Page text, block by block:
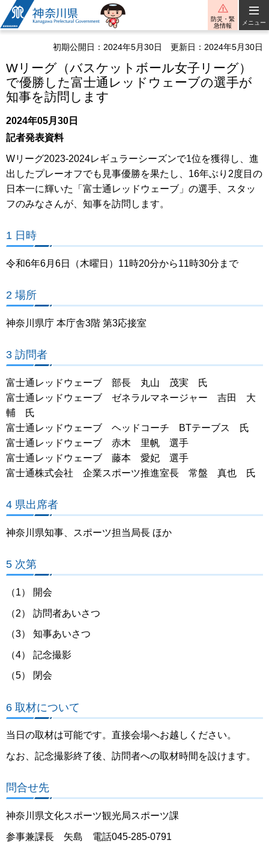
神奈川県
防災・緊
急情報
メニュー
初期公開日：2024年5月30日 更新日：2024年5月30日
Wリーグ（バスケットボール女子リーグ）
で優勝した富士通レッドウェーブの選手が
知事を訪問します
2024年05月30日
記者発表資料
Wリーグ2023-2024レギュラーシーズンで1位を獲得し、進
出したプレーオフでも見事優勝を果たし、16年ぶり2度目の
日本一に輝いた「富士通レッドウェーブ」の選手、スタッ
フのみなさんが、知事を訪問します。
1 日時
令和6年6月6日（木曜日）11時20分から11時30分まで
2 場所
神奈川県庁 本庁舎3階 第3応接室
3 訪問者
富士通レッドウェーブ 部長 丸山 茂実 氏
富士通レッドウェーブ ゼネラルマネージャー 吉田 大
輔 氏
富士通レッドウェーブ ヘッドコーチ BTテーブス 氏
富士通レッドウェーブ 赤木 里帆 選手
富士通レッドウェーブ 藤本 愛妃 選手
富士通株式会社 企業スポーツ推進室長 常盤 真也 氏
4 県出席者
神奈川県知事、スポーツ担当局長 ほか
5 次第
（1） 開会
（2） 訪問者あいさつ
（3） 知事あいさつ
（4） 記念撮影
（5） 閉会
6 取材について
当日の取材は可能です。直接会場へお越しください。
なお、記念撮影終了後、訪問者への取材時間を設けます。
問合せ先
神奈川県文化スポーツ観光局スポーツ課
参事兼課長 矢島 電話045-285-0791